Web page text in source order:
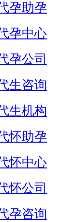
孕助孕
孕中心
孕公司
生咨询
生机构
怀助孕
怀中心
怀公司
孕咨询